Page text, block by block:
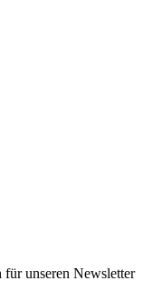
unseren Newsletter